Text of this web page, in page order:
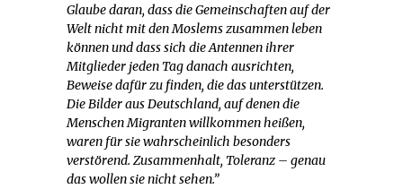
Glaube daran, dass die Gemeinschaften auf der
Welt nicht mit den Moslems zusammen leben
können und dass sich die Antennen ihrer
Mitglieder jeden Tag danach ausrichten,
Beweise dafür zu finden, die das unterstützen.
Die Bilder aus Deutschland, auf denen die
Menschen Migranten willkommen heißen,
waren für sie wahrscheinlich besonders
verstörend. Zusammenhalt, Toleranz – genau
das wollen sie nicht sehen.”